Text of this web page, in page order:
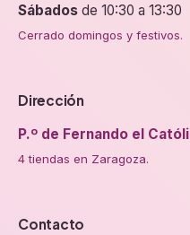
Sábados de 10:30 a 13:30
Cerrado domingos y festivos.
Dirección
P.º de Fernando el
4 tiendas en Zaragoza.
Contacto